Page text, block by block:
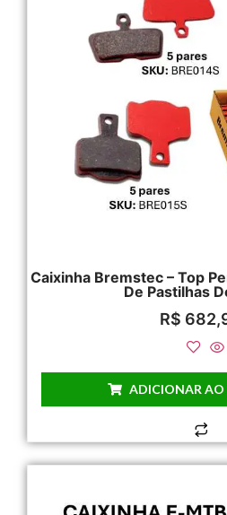
Caixinha Bremstec – Top
De Pastilhas
R$
ADICIONAR AO